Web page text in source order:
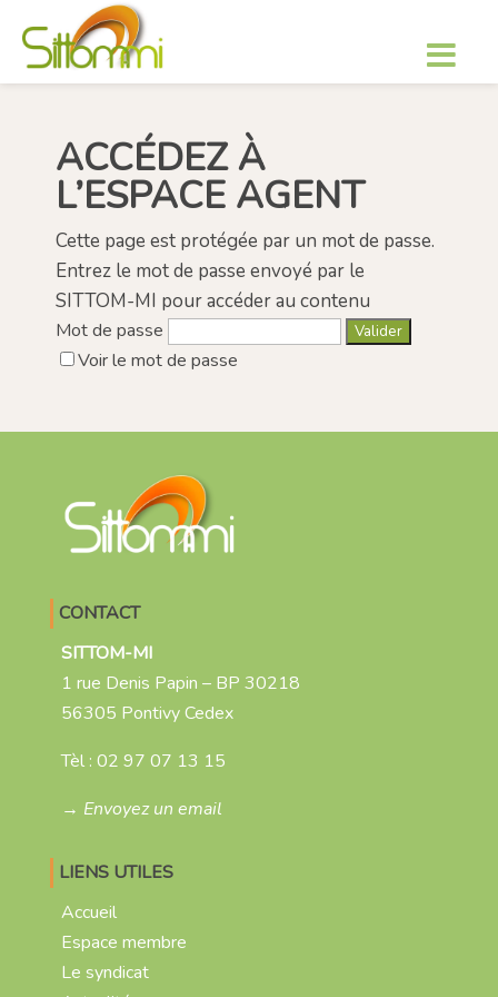
ACCÉDEZ À
L’ESPACE AGENT
Cette page est protégée par un mot de passe.
Entrez le mot de passe envoyé par le
SITTOM-MI pour accéder au contenu
Mot de passe
Voir le mot de passe
CONTACT
SITTOM-MI
1 rue Denis Papin – BP 30218
56305 Pontivy Cedex
Tèl : 02 97 07 13 15
→ Envoyez un email
LIENS UTILES
Accueil
Espace membre
Le syndicat